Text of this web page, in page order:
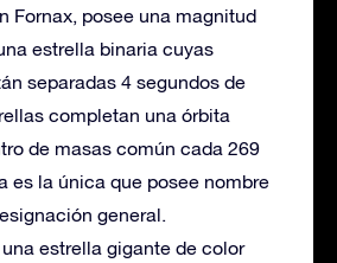
Fornax, posee una magnitud
estrella binaria cuyas
separadas 4 segundos de
completan una órbita
de masas común cada 269
es la única que posee nombre
general.
estrella gigante de color